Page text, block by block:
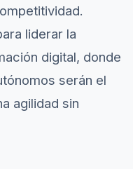
liderar la
digital, donde
serán el
agilidad sin